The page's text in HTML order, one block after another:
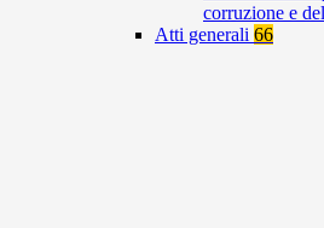
corruzione e
Atti generali 66